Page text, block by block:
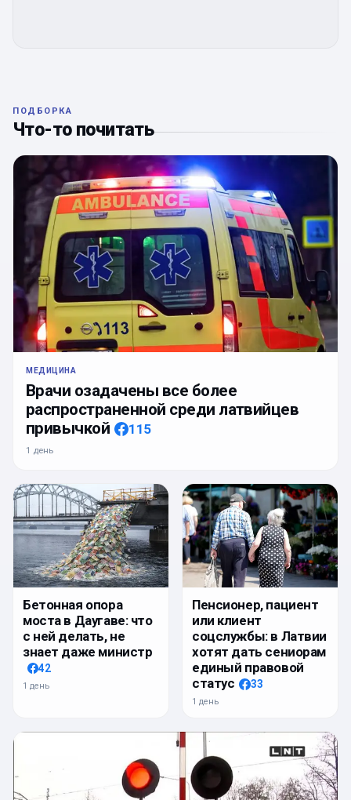
ПОДБОРКА
Что-то почитать
МЕДИЦИНА
Врачи озадачены все более
распространенной среди латвийцев
привычкой
115
1 день
Бетонная опора
моста в Даугаве: что
с ней делать, не
знает даже министр
42
1 день
Пенсионер, пациент
или клиент
соцслужбы: в Латвии
хотят дать сениорам
единый правовой
статус
33
1 день